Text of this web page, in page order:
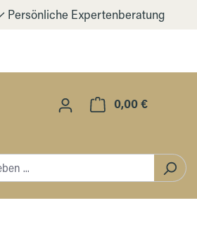
Persönliche Expertenberatung
0,00 €